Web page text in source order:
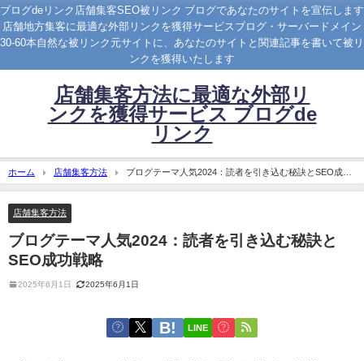
ブログdeリンク店舗集客SEO被リンク ブログであなたのサイトを宣伝します
店舗地方集客に最適な外部リンクを獲得サービスブログ・サーバードメイン
30-60本自然な被リンク元サイトに、あなたのサイトと関連記事を書いて被リ
ンクを獲得いたします
店舗集客方法に最適な外部リ
ンクを獲得サービス ブログde
リンク
ホーム 店舗集客方法
ブログテーマ人気2024：読者を引き込む秘訣とSEO成功
戦略
店舗集客方法
ブログテーマ人気2024：読者を引き込む秘訣と
SEO成功戦略
2025年6月1日 2025年6月1日
LINE